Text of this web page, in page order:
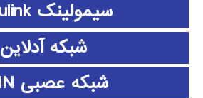
سیمولینک simulink
شبکه آدلاین
شبکه عصبی CNN